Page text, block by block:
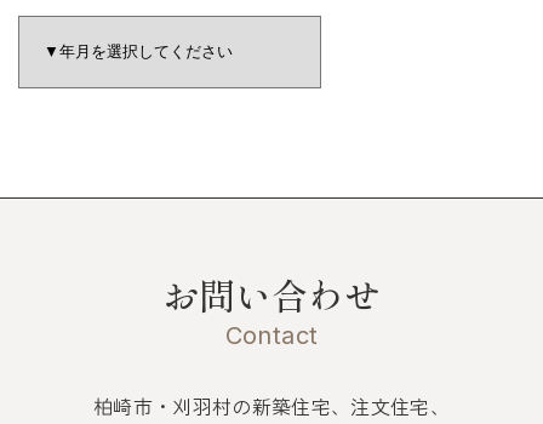
お問い合わせ
Contact
柏崎市・刈羽村の新築住宅、注文住宅、